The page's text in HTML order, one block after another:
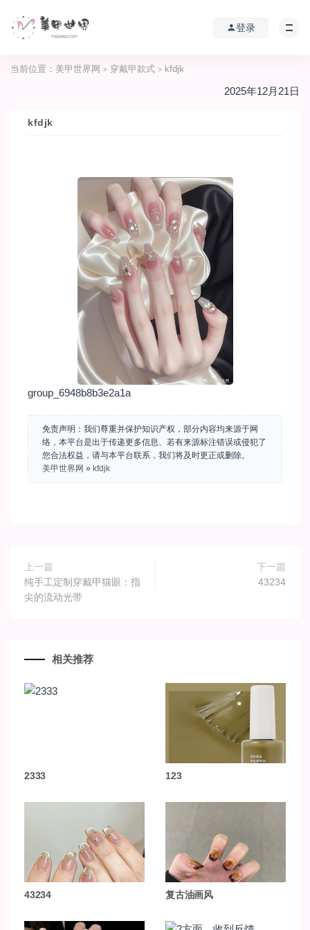
登录
当前位置： 美甲世界网 > 穿戴甲款式 > kfdjk
2025年12月21日
kfdjk
group_6948b8b3e2a1a
免责声明：我们尊重并保护知识产权，部分内容均来源于网
络，本平台是出于传递更多信息、若有来源标注错误或侵犯了
您合法权益，请与本平台联系，我们将及时更正或删除。
美甲世界网 » kfdjk
上一篇
纯手工定制穿戴甲猫眼：指
尖的流动光带
下一篇
43234
相关推荐
2333 123
43234 复古油画风